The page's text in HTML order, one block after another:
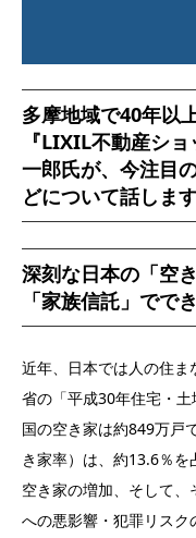
多摩地域で40年以
『LIXIL不動産シ
一郎氏が、今注目
どについて話します
深刻な日本の「空
「家族信託」でで
近年、日本では人の住
省の「平成30年住宅・
国の空き家は約849万戸
き家率）は、約13.6％を
空き家の増加、そして
への悪影響・犯罪リス